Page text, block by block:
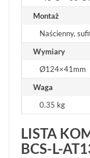
Montaż
Naścienny,
Wymiary
Ø124×41mm
Waga
0.35 kg
LISTA
BCS-L-